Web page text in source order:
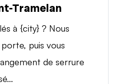
Tramelan
à {city} ? Nous
puis vous
de serrure